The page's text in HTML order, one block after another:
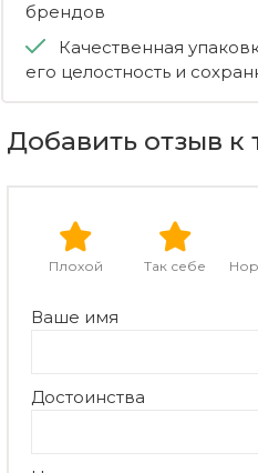
брендов
Качественная
его целостность и
Добавить отзыв к
Так себе
Плохой
Ваше имя
Достоинства